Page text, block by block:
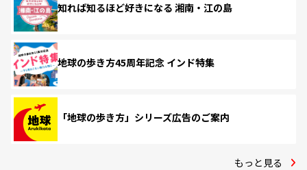
知れば知るほど好きになる 湘南・江の島
地球の歩き方45周年記念 インド特集
「地球の歩き方」シリーズ広告のご案内
もっと見る